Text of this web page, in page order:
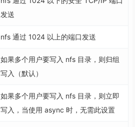
发送
nfs 通过 1024 以上的端口发送
如果多个用户要写入 nfs 目录，则归组
写入（默认）
如果多个用户要写入 nfs 目录，则立即
写入，当使用 async 时，无需此设置